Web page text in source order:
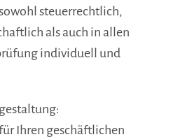
steuerrechtlich,
als auch in allen
individuell und
Ihren geschäftlichen